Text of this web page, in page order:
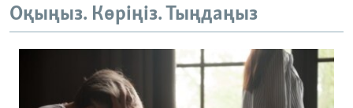
Оқыңыз. Көріңіз. Тыңдаңыз